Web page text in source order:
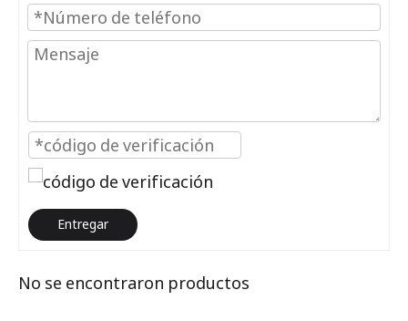
Entregar
No se encontraron productos